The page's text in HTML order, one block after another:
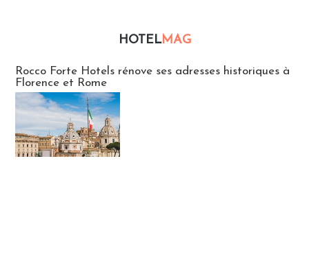
HOTELMAG
Rocco Forte Hotels rénove ses adresses historiques à
Florence et Rome